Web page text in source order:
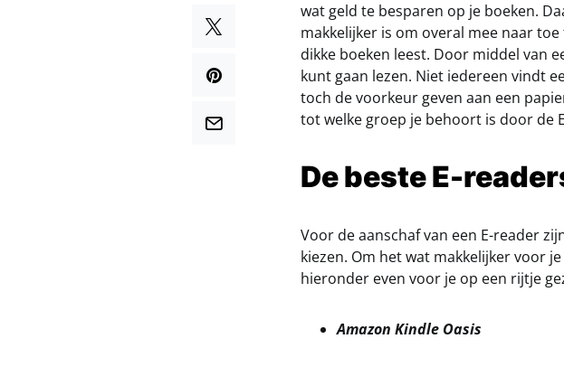
wat geld te besparen op je boeken.
makkelijker is om overal mee naar
dikke boeken leest. Door middel van
kunt gaan lezen. Niet iedereen vindt
toch de voorkeur geven aan een
tot welke groep je behoort is door de
De beste E-
Voor de aanschaf van een E-reader
kiezen. Om het wat makkelijker voor
hieronder even voor je op een rijtje
Amazon Kindle Oasis